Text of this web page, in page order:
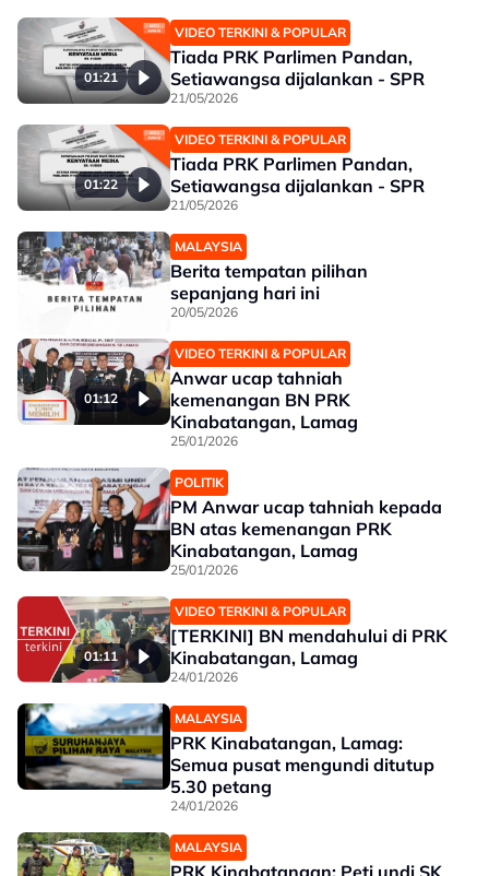
01:21
VIDEO TERKINI & POPULAR
Tiada PRK Parlimen Pandan,
Setiawangsa dijalankan - SPR
21/05/2026
01:22
VIDEO TERKINI & POPULAR
Tiada PRK Parlimen Pandan,
Setiawangsa dijalankan - SPR
21/05/2026
MALAYSIA
Berita tempatan pilihan
sepanjang hari ini
20/05/2026
01:12
VIDEO TERKINI & POPULAR
Anwar ucap tahniah
kemenangan BN PRK
Kinabatangan, Lamag
25/01/2026
POLITIK
PM Anwar ucap tahniah kepada
BN atas kemenangan PRK
Kinabatangan, Lamag
25/01/2026
01:11
VIDEO TERKINI & POPULAR
[TERKINI] BN mendahului di PRK
Kinabatangan, Lamag
24/01/2026
MALAYSIA
PRK Kinabatangan, Lamag:
Semua pusat mengundi ditutup
5.30 petang
24/01/2026
MALAYSIA
PRK Kinabatangan: Peti undi SK